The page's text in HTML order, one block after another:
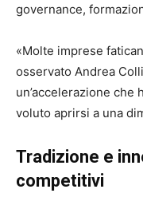
governance,
«Molte imprese
osservato Andrea Colli
un’accelerazione che
voluto aprirsi a una
Tradizione e
competitivi